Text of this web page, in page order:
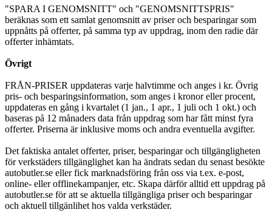
"SPARA I GENOMSNITT" och "GENOMSNITTSPRIS"
beräknas som ett samlat genomsnitt av priser och besparingar som
uppnåtts på offerter, på samma typ av uppdrag, inom den radie där
offerter inhämtats.
Övrigt
FRÅN-PRISER uppdateras varje halvtimme och anges i kr. Övrig
pris- och besparingsinformation, som anges i kronor eller procent,
uppdateras en gång i kvartalet (1 jan., 1 apr., 1 juli och 1 okt.) och
baseras på 12 månaders data från uppdrag som har fått minst fyra
offerter. Priserna är inklusive moms och andra eventuella avgifter.
Det faktiska antalet offerter, priser, besparingar och tillgängligheten
för verkstäders tillgänglighet kan ha ändrats sedan du senast besökte
autobutler.se eller fick marknadsföring från oss via t.ex. e-post,
online- eller offlinekampanjer, etc. Skapa därför alltid ett uppdrag på
autobutler.se för att se aktuella tillgängliga priser och besparingar
och aktuell tillgänlihet hos valda verkstäder.